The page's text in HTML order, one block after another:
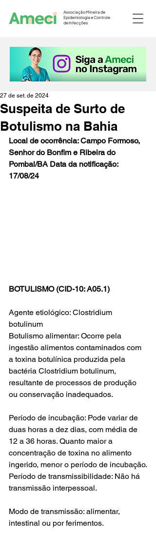
Associação Mineira de
Epidemiologia e Controle
de Infecções
Suspeita de Surto de
Botulismo na Bahia
27 de set. de 2024
Local de ocorrência: Campo Formoso,
Senhor do Bonfim e Ribeira do
Pombal/BA Data da notificação:
17/08/24
BOTULISMO (CID-10: A05.1)
Agente etiológico: Clostridium
botulinum
Botulismo alimentar: Ocorre pela
ingestão alimentos contaminados com
a toxina botulínica produzida pela
bactéria Clostridium botulinum,
resultante de processos de produção
ou conservação inadequados.
Período de incubação: Pode variar de
duas horas a dez dias, com média de
12 a 36 horas. Quanto maior a
concentração de toxina no alimento
ingerido, menor o período de incubação.
Período de transmissibilidade: Não há
transmissão interpessoal.
Modo de transmissão: alimentar,
intestinal ou por ferimentos.